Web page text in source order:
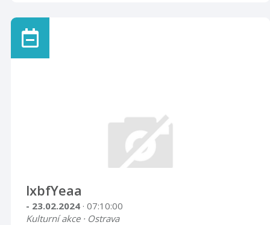
lxbfYeaa
- 23.02.2024 · 07:10:00
Kulturní akce · Ostrava